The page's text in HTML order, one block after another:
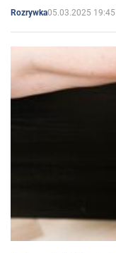
Rozrywka05.03.2025 19:45